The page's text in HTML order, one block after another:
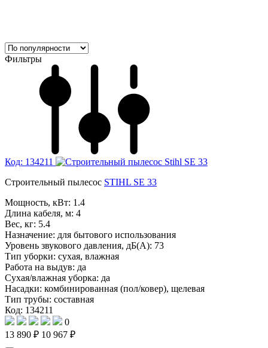
Фильтры
Код: 134211
Строительный пылесос STIHL SE 33
Мощность, кВт: 1.4
Длина кабеля, м: 4
Вес, кг: 5.4
Назначение: для бытового использования
Уровень звукового давления, дБ(A): 73
Тип уборки: сухая, влажная
Работа на выдув: да
Сухая/влажная уборка: да
Насадки: комбинированная (пол/ковер), щелевая
Тип трубы: составная
Код: 134211
0
13 890 ₽ 10 967 ₽